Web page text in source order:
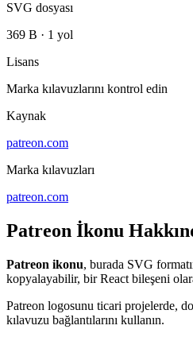
SVG dosyası
369 B · 1 yol
Lisans
Marka kılavuzlarını kontrol edin
Kaynak
patreon.com
Marka kılavuzları
patreon.com
Patreon İkonu
Patreon ikonu, burada SVG
kopyalayabilir, bir React bileşeni
Patreon logosunu ticari projelerde,
kılavuzu bağlantılarını kullanın.